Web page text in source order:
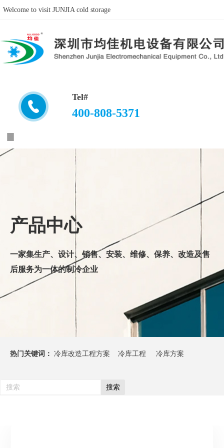
Welcome to visit JUNJIA cold storage
Tel#
400-808-5371
产品中心
一家集生产、设计、销售、安装、维修、保养、改造及售
后服务为一体的制冷企业
热门关键词： 冷库改造工程方案 冷库工程 冷库方案
搜索